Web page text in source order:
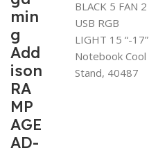
min
g
Add
ison
RA
MP
AGE
AD-
BLACK 5 FAN 2
USB RGB
LIGHT 15 “-17”
Notebook Cool
Stand, 40487